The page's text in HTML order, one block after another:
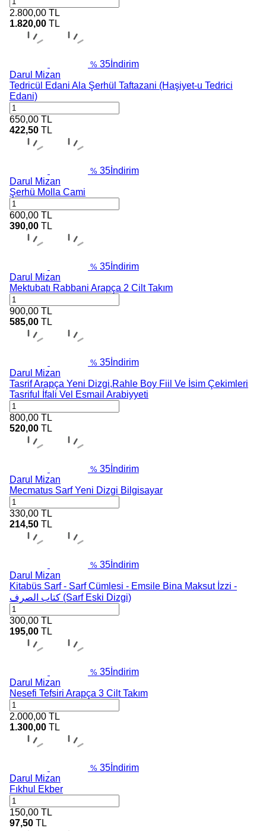
2.800,00 TL
1.820,00 TL
% 35 İndirim
Darul Mizan
Tedricül Edani Ala Şerhül Taftazani (Haşiyet-u Tedrici
Edani)
650,00 TL
422,50 TL
% 35 İndirim
Darul Mizan
Şerhü Molla Cami
600,00 TL
390,00 TL
% 35 İndirim
Darul Mizan
Mektubatı Rabbani Arapça 2 Cilt Takım
900,00 TL
585,00 TL
% 35 İndirim
Darul Mizan
Tasrif Arapça Yeni Dizgi,Rahle Boy Fiil Ve İsim Çekimleri
Tasriful İfali Vel Esmail Arabiyyeti
800,00 TL
520,00 TL
% 35 İndirim
Darul Mizan
Mecmatus Sarf Yeni Dizgi Bilgisayar
330,00 TL
214,50 TL
% 35 İndirim
Darul Mizan
Kitabüs Sarf - Sarf Cümlesi - Emsile Bina Maksut İzzi -
كتاب الصرف (Sarf Eski Dizgi)
300,00 TL
195,00 TL
% 35 İndirim
Darul Mizan
Nesefi Tefsiri Arapça 3 Cilt Takım
2.000,00 TL
1.300,00 TL
% 35 İndirim
Darul Mizan
Fıkhul Ekber
150,00 TL
97,50 TL